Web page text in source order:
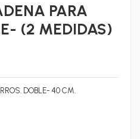
PARA
(2 MEDIDAS)
DOBLE- 40 CM.